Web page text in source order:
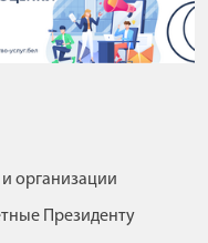
организации
Президенту